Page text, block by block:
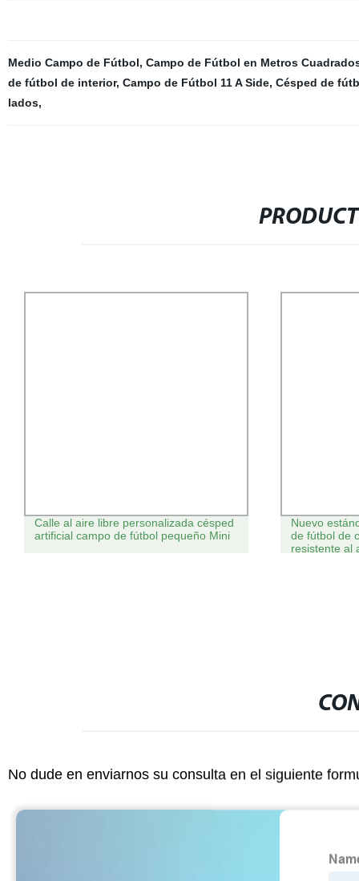
Medio Campo de Fútbol, Campo de Fútbol en Metros
de fútbol de interior, Campo de Fútbol 11 A Side, Césped de
lados,
Calle al aire libre personalizada césped
artificial campo de fútbol pequeño Mini
Nuevo
de fútbol de
resistente al
No dude en enviarnos su consulta en el siguiente